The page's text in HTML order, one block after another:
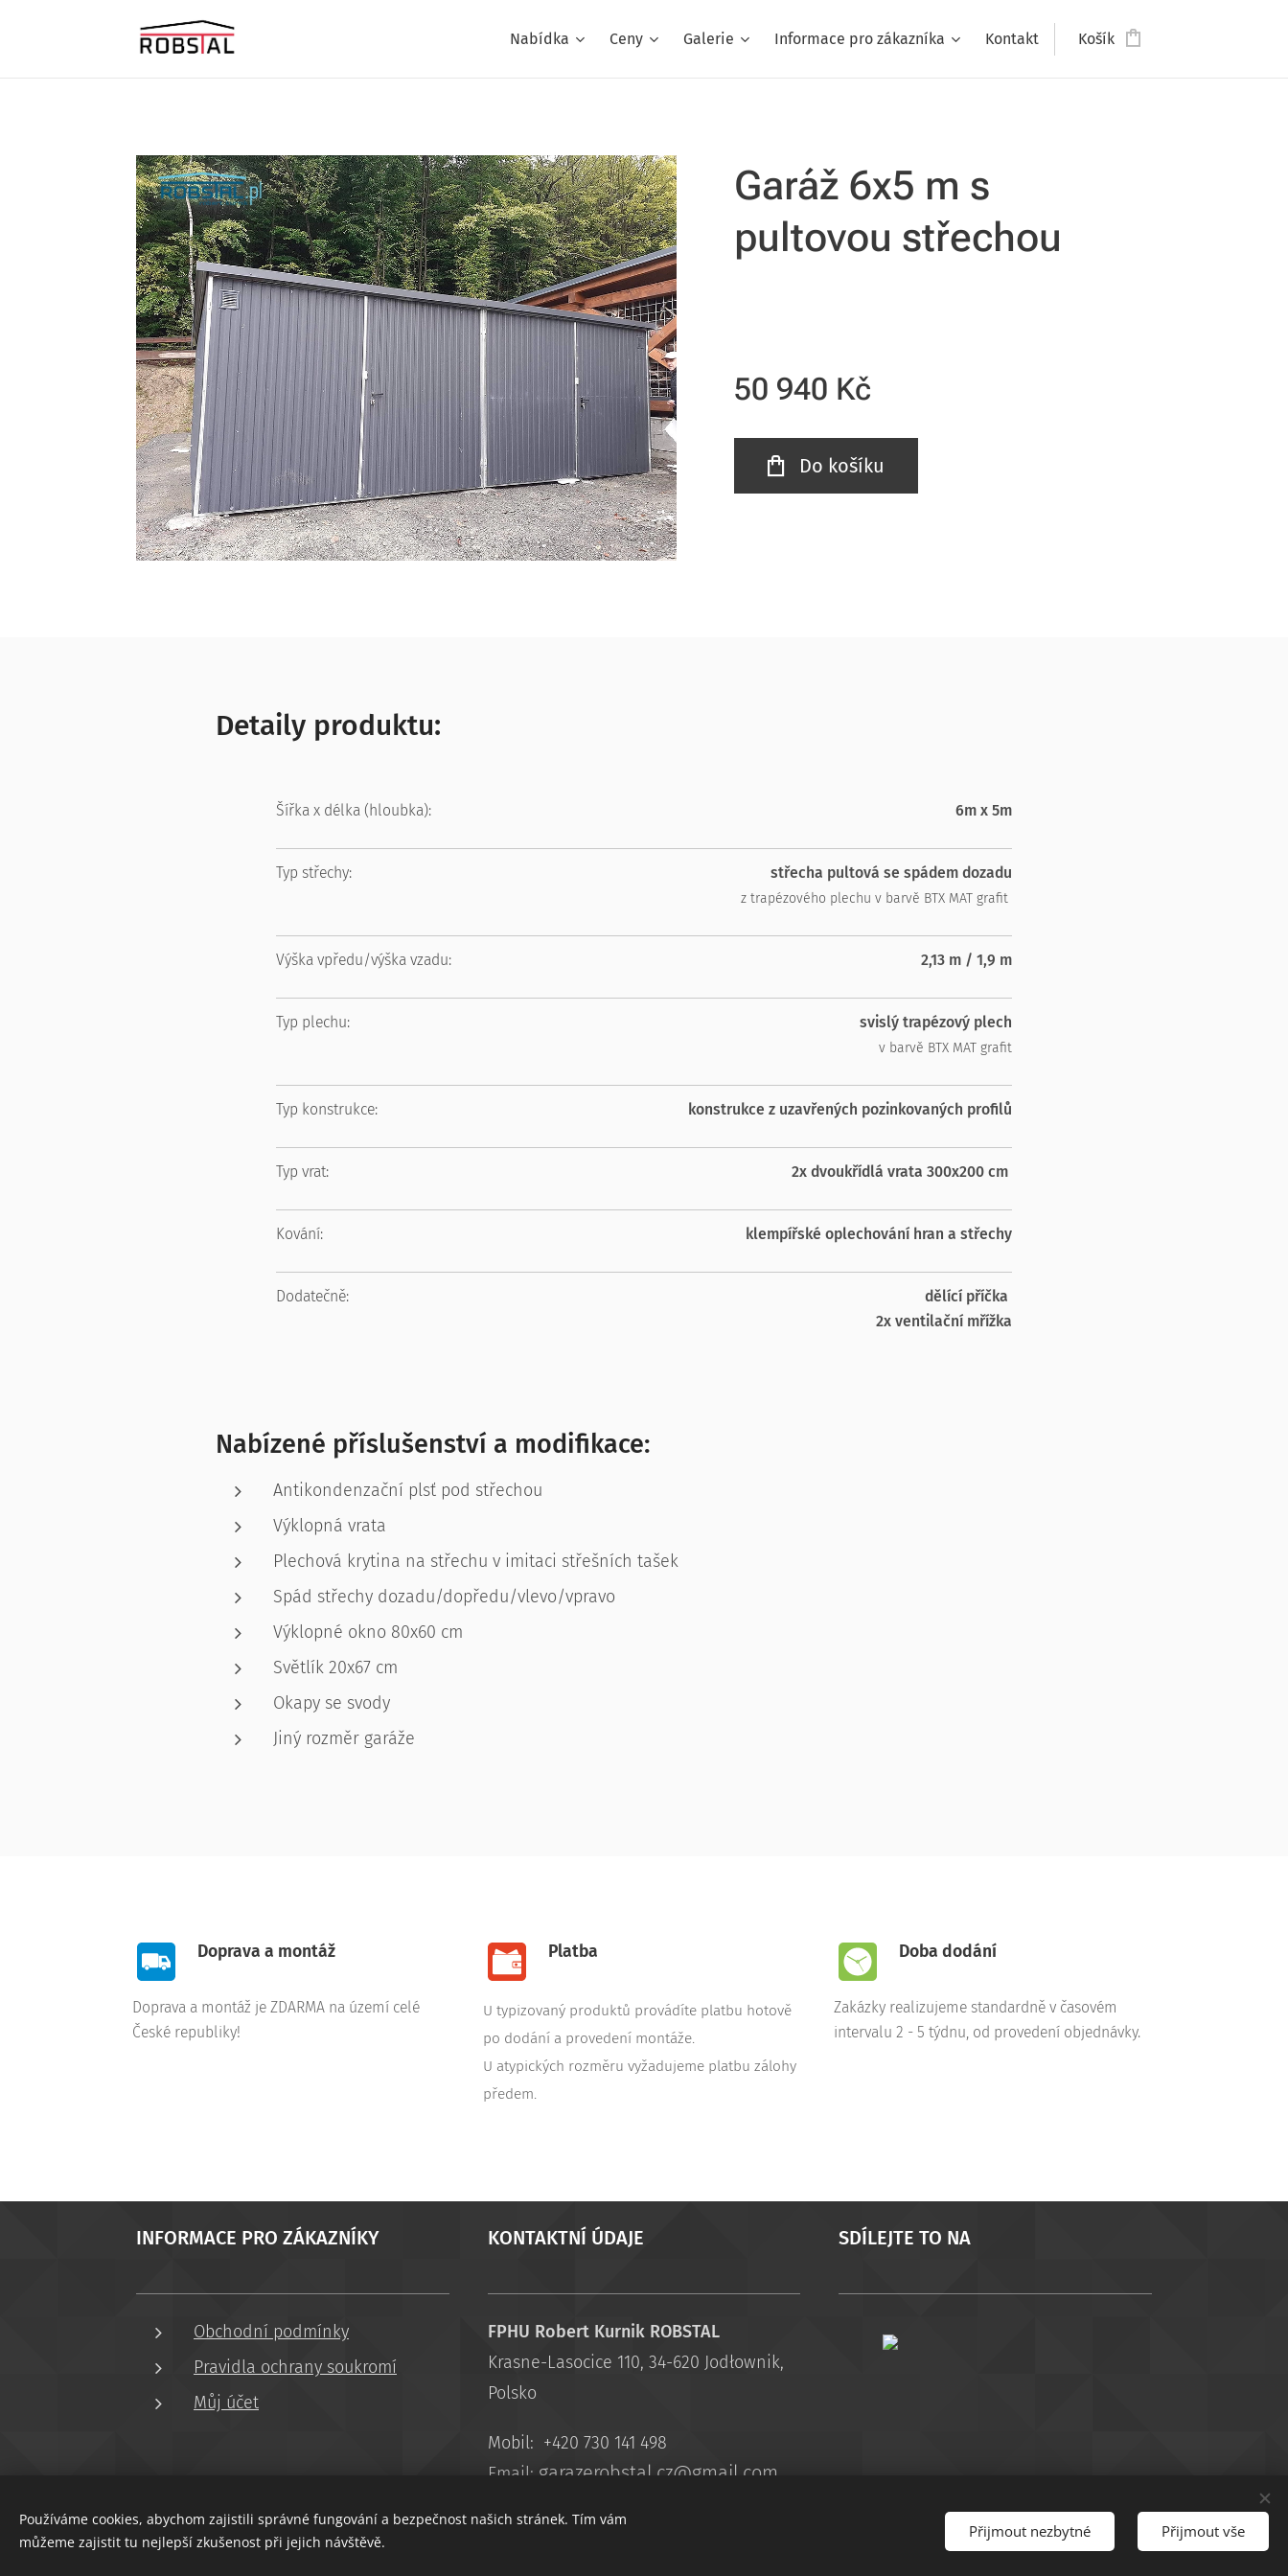
Nabídka Ceny Galerie Informace pro zákazníka Kontakt Košík
Garáž 6x5 m s
pultovou střechou
50 940 Kč
Do košíku
Detaily produktu:
Šířka x délka (hloubka): 6m x 5m
Typ střechy: střecha pultová se spádem dozadu
z trapézového plechu v barvě BTX MAT grafit
Výška vpředu/výška vzadu: 2,13 m / 1,9 m
Typ plechu: svislý trapézový plech
v barvě BTX MAT grafit
Typ konstrukce: konstrukce z uzavřených pozinkovaných profilů
Typ vrat: 2x dvoukřídlá vrata 300x200 cm
Kování: klempířské oplechování hran a střechy
Dodatečně:
dělící příčka
2x ventilační mřížka
Nabízené příslušenství a modifikace:
Antikondenzační plsť pod střechou
Výklopná vrata
Plechová krytina na střechu v imitaci střešních tašek
Spád střechy dozadu/dopředu/vlevo/vpravo
Výklopné okno 80x60 cm
Světlík 20x67 cm
Okapy se svody
Jiný rozměr garáže
Doprava a montáž
Doprava a montáž je ZDARMA na území celé
České republiky!
Platba
U typizovaný produktů provádíte platbu hotově
po dodání a provedení montáže.
U atypických rozměru vyžadujeme platbu zálohy
předem.
Doba dodání
Zakázky realizujeme standardně v časovém
intervalu 2 - 5 týdnu, od provedení objednávky.
INFORMACE PRO ZÁKAZNÍKY
Obchodní podmínky
Pravidla ochrany soukromí
Můj účet
KONTAKTNÍ ÚDAJE
FPHU Robert Kurnik ROBSTAL
Krasne-Lasocice 110, 34-620 Jodłownik,
Polsko
Mobil: +420 730 141 498
Email: garazerobstal.cz@gmail.com
SDÍLEJTE TO NA
Používáme cookies, abychom zajistili správné fungování a bezpečnost našich stránek. Tím vám
můžeme zajistit tu nejlepší zkušenost při jejich návštěvě.
Přijmout nezbytné Přijmout vše